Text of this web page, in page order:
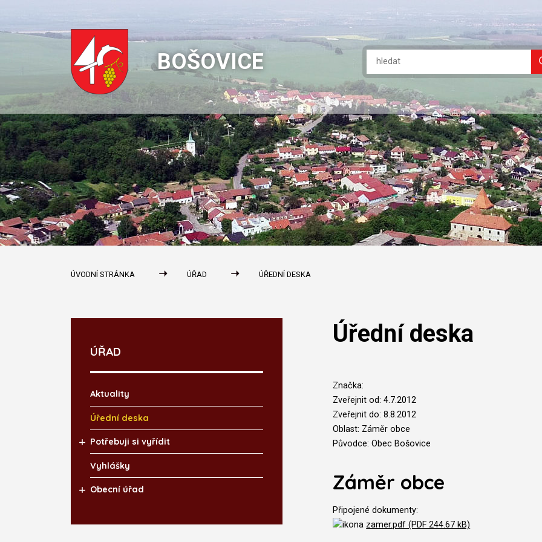
BOŠOVICE
ÚVODNÍ STRÁNKA ÚŘAD ÚŘEDNÍ DESKA
Úřední deska
Značka:
Zveřejnit od: 4.7.2012
Zveřejnit do: 8.8.2012
Oblast: Záměr obce
Původce: Obec Bošovice
Záměr obce
Připojené dokumenty:
zamer.pdf (PDF 244.67 kB)
ÚŘAD
Aktuality
Úřední deska
Potřebuji si vyřídit
Vyhlášky
Obecní úřad